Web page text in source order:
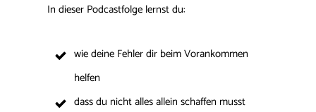
In dieser Podcastfolge lernst du:
wie deine Fehler dir beim Vorankommen
helfen
dass du nicht alles allein schaffen musst